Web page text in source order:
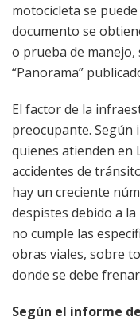
motocicleta se
documento se
o prueba de
“Panorama”
El factor de la
preocupante. Según
quienes atienden en
accidentes de
hay un creciente
despistes debido a
no cumple las
obras viales, sobre
donde se debe
Según el informe